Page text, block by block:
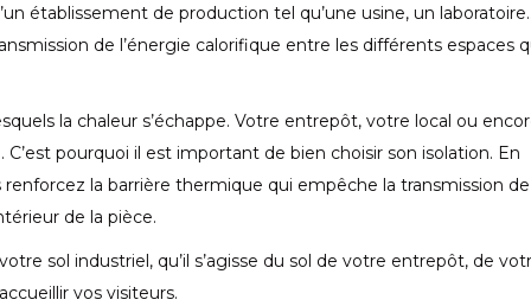
établissement de production tel qu’une usine, un
de l’énergie calorifique entre les différents espaces
la chaleur s’échappe. Votre entrepôt, votre local ou
pourquoi il est important de bien choisir son isolation. En
la barrière thermique qui empêche la transmission de
de la pièce.
sol industriel, qu’il s’agisse du sol de votre entrepôt, de
vos visiteurs.